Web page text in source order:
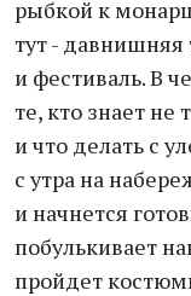
рыбкой к
тут -
и фестиваль. В
те, кто знает не
и что делать с
с утра на
и начнется
побулькивает
пройдет